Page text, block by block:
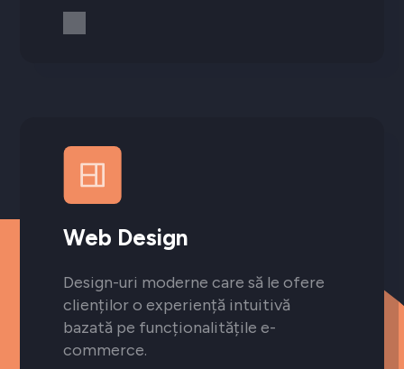
Web Design
Design-uri moderne care să le ofere
clienților o experiență intuitivă
bazată pe funcționalitățile e-
commerce.